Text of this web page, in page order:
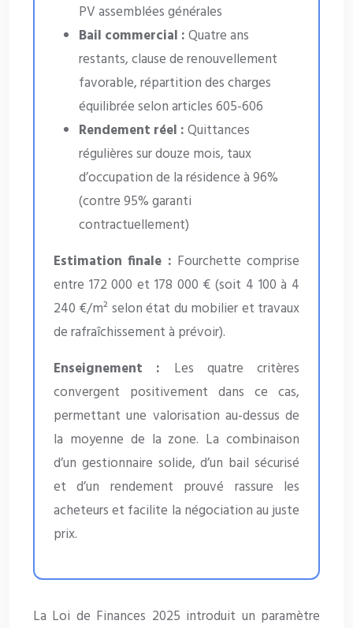
PV assemblées générales
Bail commercial :Quatre ans
restants, clause de renouvellement
favorable, répartition des charges
équilibrée selon articles 605-606
Rendement réel :Quittances
régulières sur douze mois, taux
d’occupation de la résidence à 96%
(contre 95% garanti
contractuellement)
Estimation finale : Fourchette comprise
entre 172 000 et 178 000 € (soit 4 100 à 4
240 €/m² selon état du mobilier et travaux
de rafraîchissement à prévoir).
Enseignement : Les quatre critères
convergent positivement dans ce cas,
permettant une valorisation au-dessus de
la moyenne de la zone. La combinaison
d’un gestionnaire solide, d’un bail sécurisé
et d’un rendement prouvé rassure les
acheteurs et facilite la négociation au juste
prix.
La Loi de Finances 2025 introduit un paramètre